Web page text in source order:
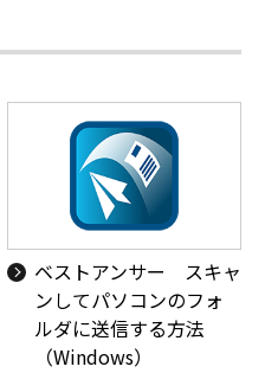
ベストアンサー スキャ
ンしてパソコンのフォ
ルダに送信する方法
（Windows）